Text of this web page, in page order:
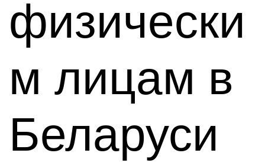
физически
м лицам в
Беларуси